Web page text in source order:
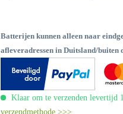
Batterijen kunnen alleen naar
afleveradressen in Duitsland/buiten
Klaar om te verzenden levertijd
verzendmethode >>>